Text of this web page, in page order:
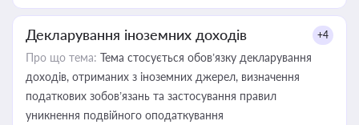
Декларування іноземних доходів +4
Про що тема: Тема стосується обов’язку декларування
доходів, отриманих з іноземних джерел, визначення
податкових зобов’язань та застосування правил
уникнення подвійного оподаткування